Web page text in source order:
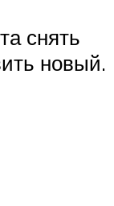
снять
новый.